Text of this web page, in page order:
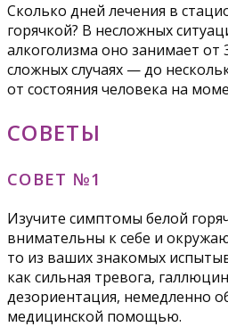
Сколько дней лечения в
горячкой? В несложных
алкоголизма оно занимает от
сложных случаях — до
от состояния человека на
СОВЕТЫ
СОВЕТ №1
Изучите симптомы белой
внимательны к себе и
то из ваших знакомых
как сильная тревога,
дезориентация, немедленно
медицинской помощью.